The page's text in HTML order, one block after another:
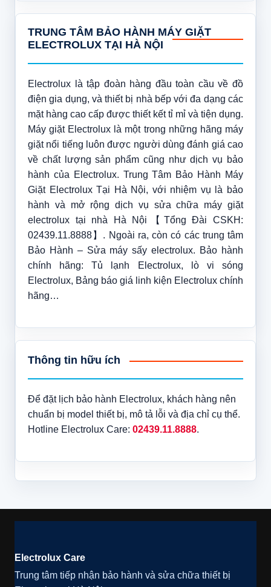
TRUNG TÂM BẢO HÀNH MÁY GIẶT
ELECTROLUX TẠI HÀ NỘI
Electrolux là tập đoàn hàng đầu toàn cầu về đồ
điện gia dụng, và thiết bị nhà bếp với đa dạng các
mặt hàng cao cấp được thiết kết tỉ mỉ và tiện dụng.
Máy giặt Electrolux là một trong những hãng máy
giặt nổi tiếng luôn được người dùng đánh giá cao
về chất lượng sản phẩm cũng như dịch vụ bảo
hành của Electrolux. Trung Tâm Bảo Hành Máy
Giặt Electrolux Tại Hà Nội, với nhiệm vụ là bảo
hành và mở rộng dịch vụ sửa chữa máy giặt
electrolux tại nhà Hà Nội【Tổng Đài CSKH:
02439.11.8888】. Ngoài ra, còn có các trung tâm
Bảo Hành – Sửa máy sấy electrolux. Bảo hành
chính hãng: Tủ lạnh Electrolux, lò vi sóng
Electrolux, Bảng báo giá linh kiện Electrolux chính
hãng…
Thông tin hữu ích
Để đặt lịch bảo hành Electrolux, khách hàng nên
chuẩn bị model thiết bị, mô tả lỗi và địa chỉ cụ thể.
Hotline Electrolux Care: 02439.11.8888.
Electrolux Care
Trung tâm tiếp nhận bảo hành và sửa chữa thiết bị